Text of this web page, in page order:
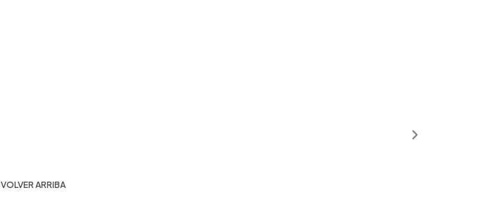
VOLVER ARRIBA